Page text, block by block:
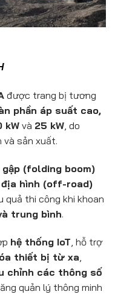
được trang bị tương
phần áp suất cao,
kWvà 25 kW, do
và sản xuất.
gập (folding boom)
địa hình (off-road)
quả thi công khi khoan
trung bình.
hệ thống IoT , hỗ trợ
thiết bị từ xa
chỉnh các thông số
quản lý thông minh